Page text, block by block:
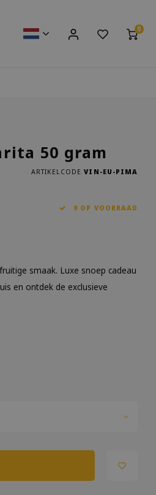
0
50 gram
ARTIKELCODE VIN-EU-PIMA
9 OP VOORRAAD
smaak. Luxe snoep cadeau
en ontdek de exclusieve